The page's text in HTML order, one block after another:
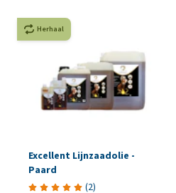
Herhaal
Excellent Lijnzaadolie -
Paard
(2)